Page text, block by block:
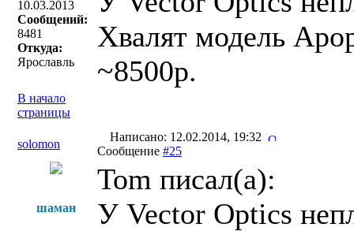
10.03.2013
Сообщений:
8481
Откуда:
Ярославль
Хвалят модель
~8500р.
В начало
страницы
solomon
Написано: 12.02.2014, 19:32
Сообщение #25
шаман
Tom писал(a):
У Vector Optics